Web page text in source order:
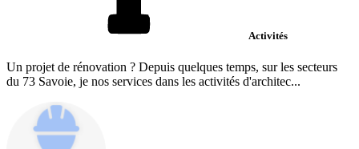
Activités
Un projet de rénovation ? Depuis quelques temps, sur les secteurs
du 73 Savoie, je nos services dans les activités d'architec...